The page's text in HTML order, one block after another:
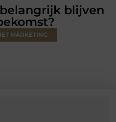
blijven
MARKETING